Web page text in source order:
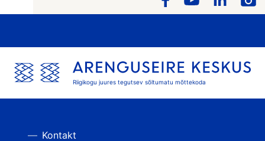
Riigikogu juures tegutsev sõltumatu mõttekoda
Kontakt